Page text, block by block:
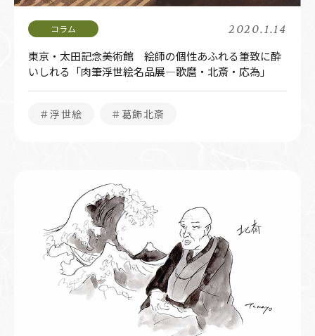
2020.1.14
東京・太田記念美術館 絵師の個性あふれる筆致に酔
いしれる「肉筆浮世絵名品展―歌麿・北斎・応為」
＃浮世絵 ＃葛飾北斎